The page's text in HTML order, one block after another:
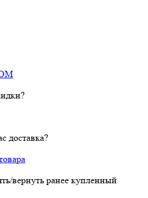
доставка?
вернуть ранее купленный